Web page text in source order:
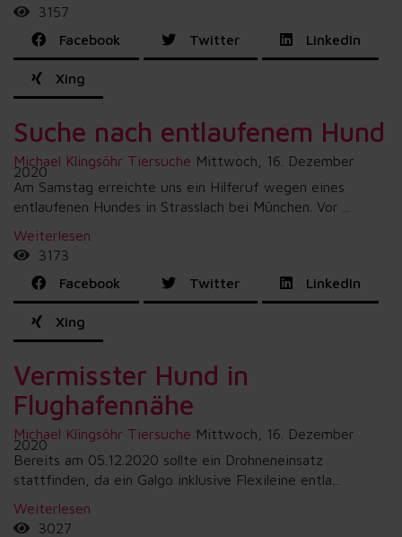
3157
Facebook
Twitter LinkedIn
Xing
Suche nach entlaufenem Hund
Michael Klingsöhr Tiersuche Mittwoch, 16. Dezember
2020
Am Samstag erreichte uns ein Hilferuf wegen eines
entlaufenen Hundes in Strasslach bei München. Vor ...
Weiterlesen
3173
Facebook
Twitter LinkedIn
Xing
Vermisster Hund in
Flughafennähe
Michael Klingsöhr Tiersuche Mittwoch, 16. Dezember
2020
Bereits am 05.12.2020 sollte ein Drohneneinsatz
stattfinden, da ein Galgo inklusive Flexileine entla...
Weiterlesen
3027